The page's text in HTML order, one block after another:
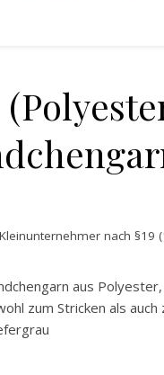
nach §19
aus
zum Stricken als auch